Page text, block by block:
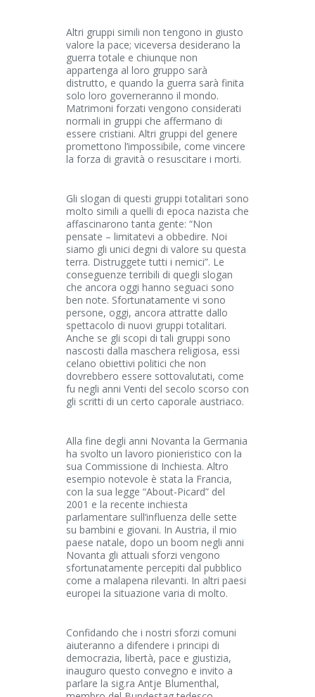
Altri gruppi simili non tengono in giusto
valore la pace; viceversa desiderano la
guerra totale e chiunque non
appartenga al loro gruppo sarà
distrutto, e quando la guerra sarà finita
solo loro governeranno il mondo.
Matrimoni forzati vengono considerati
normali in gruppi che affermano di
essere cristiani. Altri gruppi del genere
promettono l’impossibile, come vincere
la forza di gravità o resuscitare i morti.
Gli slogan di questi gruppi totalitari sono
molto simili a quelli di epoca nazista che
affascinarono tanta gente: “Non
pensate – limitatevi a obbedire. Noi
siamo gli unici degni di valore su questa
terra. Distruggete tutti i nemici”. Le
conseguenze terribili di quegli slogan
che ancora oggi hanno seguaci sono
ben note. Sfortunatamente vi sono
persone, oggi, ancora attratte dallo
spettacolo di nuovi gruppi totalitari.
Anche se gli scopi di tali gruppi sono
nascosti dalla maschera religiosa, essi
celano obiettivi politici che non
dovrebbero essere sottovalutati, come
fu negli anni Venti del secolo scorso con
gli scritti di un certo caporale austriaco.
Alla fine degli anni Novanta la Germania
ha svolto un lavoro pionieristico con la
sua Commissione di Inchiesta. Altro
esempio notevole è stata la Francia,
con la sua legge “About-Picard” del
2001 e la recente inchiesta
parlamentare sull’influenza delle sette
su bambini e giovani. In Austria, il mio
paese natale, dopo un boom negli anni
Novanta gli attuali sforzi vengono
sfortunatamente percepiti dal pubblico
come a malapena rilevanti. In altri paesi
europei la situazione varia di molto.
Confidando che i nostri sforzi comuni
aiuteranno a difendere i principi di
democrazia, libertà, pace e giustizia,
inauguro questo convegno e invito a
parlare la sig.ra Antje Blumenthal,